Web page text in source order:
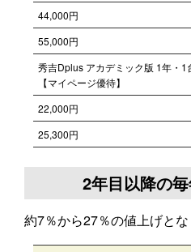
44,000円
55,000円
秀吉Dplus アカデミック版 1年・1
【マイページ優待】
22,000円
25,300円
2年目以降の
約7％から27％の値上げとな